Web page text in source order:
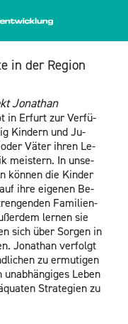
in der Re­gi­on
Jo­na­than
in Er­furt zur Ver­fü­
Kin­dern und Ju­
Väter ihren Le­
meis­tern. In un­se­
kön­nen die Kin­der
ihre ei­ge­nen Be­
Fa­mi­li­en-
ler­nen sie
sich über Sor­gen in
Jo­na­than ver­folgt
zu er­mu­ti­gen
Leben
Stra­te­gi­en zu